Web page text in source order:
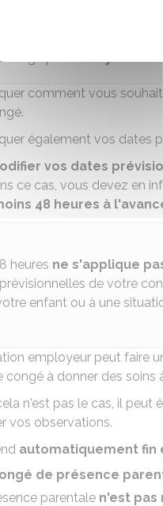
2023, si votre congé
vous obtenez un
congé par
comment vous
également vos dates
vos dates
ce cas, vous devez en
48 heures à
heures ne s'applique
de votre
enfant ou à une
employeur peut faire
congé à donner des soins
n'est pas le cas, il
vos observations.
automatiquement fin
de présence
parentale n'est pas